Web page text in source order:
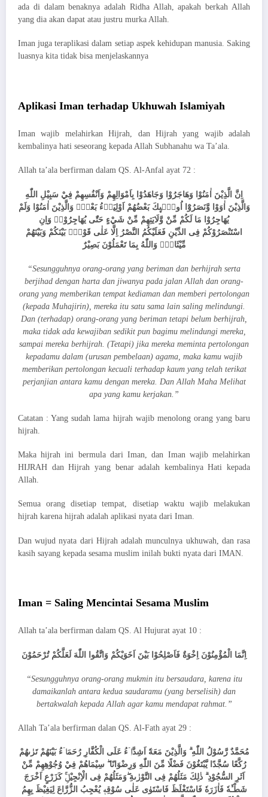
ada di dalam benaknya adalah Ridha Allah, apakah berkah Allah
yang dia akan dapat atau justru murka Allah.
Iman juga teraplikasi dalam setiap aspek kehidupan manusia. Saking
luasnya kita tidak bisa menjelaskannya
Aplikasi Iman terhadap Ukhuwah Islamiyah
Iman wajib melahirkan Hijrah, dan Hijrah yang wajib adalah
kembalinya hati seseorang kepada Allah Subhanahu wa Ta’ala.
Allah ta’ala berfirman dalam QS. Al-Anfal ayat 72 :
اِنَّ الَّذِيْنَ اٰمَنُوْا وَهَاجَرُوْا وَجَاهَدُوْا بِاَمْوَالِهِمْ وَاَنْفُسِهِمْ فِيْ سَبِيْلِ اللّٰهِ
وَالَّذِيْنَ اٰوَوْا وَّنَصَرُوْٓا اُولٰۤىِٕكَ بَعْضُهُمْ اَوْلِيَاۤءُ بَعْضٍۗ وَالَّذِيْنَ اٰمَنُوْا وَلَمْ
يُهَاجِرُوْا مَا لَكُمْ مِّنْ وَّلَايَتِهِمْ مِّنْ شَيْءٍ حَتّٰى يُهَاجِرُوْاۚ وَاِنِ
اسْتَنْصَرُوْكُمْ فِى الدِّيْنِ فَعَلَيْكُمُ النَّصْرُ اِلَّا عَلٰى قَوْمٍۢ بَيْنَكُمْ وَبَيْنَهُمْ
مِّيْثَاقٌۗ وَاللّٰهُ بِمَا تَعْمَلُوْنَ بَصِيْرٌ
“Sesungguhnya orang-orang yang beriman dan berhijrah serta
berjihad dengan harta dan jiwanya pada jalan Allah dan orang-
orang yang memberikan tempat kediaman dan memberi pertolongan
(kepada Muhajirin), mereka itu satu sama lain saling melindungi.
Dan (terhadap) orang-orang yang beriman tetapi belum berhijrah,
maka tidak ada kewajiban sedikit pun bagimu melindungi mereka,
sampai mereka berhijrah. (Tetapi) jika mereka meminta pertolongan
kepadamu dalam (urusan pembelaan) agama, maka kamu wajib
memberikan pertolongan kecuali terhadap kaum yang telah terikat
perjanjian antara kamu dengan mereka. Dan Allah Maha Melihat
apa yang kamu kerjakan.”
Catatan : Yang sudah lama hijrah wajib menolong orang yang baru
hijrah.
Maka hijrah ini bermula dari Iman, dan Iman wajib melahirkan
HIJRAH dan Hijrah yang benar adalah kembalinya Hati kepada
Allah.
Semua orang disetiap tempat, disetiap waktu wajib melakukan
hijrah karena hijrah adalah aplikasi nyata dari Iman.
Dan wujud nyata dari Hijrah adalah munculnya ukhuwah, dan rasa
kasih sayang kepada sesama muslim inilah bukti nyata dari IMAN.
Iman = Saling Mencintai Sesama Muslim
Allah ta’ala berfirman dalam QS. Al Hujurat ayat 10 :
اِنَّمَا الْمُؤْمِنُوْنَ اِخْوَةٌ فَاَصْلِحُوْا بَيْنَ اَخَوَيْكُمْ وَاتَّقُوا اللّٰهَ لَعَلَّكُمْ تُرْحَمُوْنَ
“Sesungguhnya orang-orang mukmin itu bersaudara, karena itu
damaikanlah antara kedua saudaramu (yang berselisih) dan
bertakwalah kepada Allah agar kamu mendapat rahmat.”
Allah Ta’ala berfirman dalan QS. Al-Fath ayat 29 :
مُحَمَّدٌ رَّسُوْلُ اللّٰهِ ۗ وَالَّذِيْنَ مَعَهٗٓ اَشِدَّاۤءُ عَلَى الْكُفَّارِ رُحَمَاۤءُ بَيْنَهُمْ تَرٰىهُمْ
رُكَّعًا سُجَّدًا يَّبْتَغُوْنَ فَضْلًا مِّنَ اللّٰهِ وَرِضْوَانًا ۖ سِيْمَاهُمْ فِيْ وُجُوْهِهِمْ مِّنْ
اَثَرِ السُّجُوْدِ ۗ ذٰلِكَ مَثَلُهُمْ فِى التَّوْرٰىةِ ۖوَمَثَلُهُمْ فِى الْاِنْجِيْلِۚ كَزَرْعٍ اَخْرَجَ
شَطْـَٔهٗ فَاٰزَرَهٗ فَاسْتَغْلَظَ فَاسْتَوٰى عَلٰى سُوْقِهٖ يُعْجِبُ الزُّرَّاعَ لِيَغِيْظَ بِهِمُ